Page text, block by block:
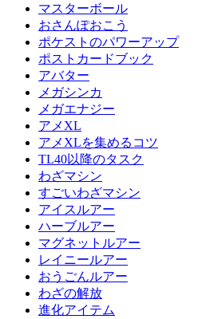
マスターボール
おさんぽおこう
ポケストのパワーアップ
ポストカードブック
アバター
メガシンカ
メガエナジー
アメXL
アメXLを集めるコツ
TL40以降のタスク
わざマシン
すごいわざマシン
アイスルアー
ハーブルアー
マグネットルアー
レイニールアー
おうごんルアー
わざの解放
進化アイテム